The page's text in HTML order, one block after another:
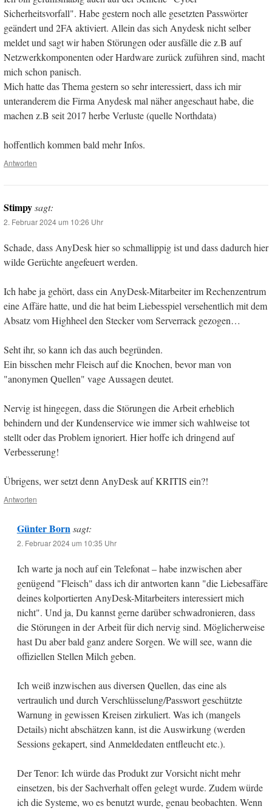
Sicherheitsvorfall". Habe gestern noch alle gesetzten Passwörter
geändert und 2FA aktiviert. Allein das sich Anydesk nicht selber
meldet und sagt wir haben Störungen oder ausfälle die z.B auf
Netzwerkkomponenten oder Hardware zurück zuführen sind, macht
mich schon panisch.
Mich hatte das Thema gestern so sehr interessiert, dass ich mir
unteranderem die Firma Anydesk mal näher angeschaut habe, die
machen z.B seit 2017 herbe Verluste (quelle Northdata)
hoffentlich kommen bald mehr Infos.
Antworten
Stimpysagt:
2. Februar 2024 um 10:26 Uhr
Schade, dass AnyDesk hier so schmallippig ist und dass dadurch hier
wilde Gerüchte angefeuert werden.
Ich habe ja gehört, dass ein AnyDesk-Mitarbeiter im Rechenzentrum
eine Affäre hatte, und die hat beim Liebesspiel versehentlich mit dem
Absatz vom Highheel den Stecker vom Serverrack gezogen…
Seht ihr, so kann ich das auch begründen.
Ein bisschen mehr Fleisch auf die Knochen, bevor man von
"anonymen Quellen" vage Aussagen deutet.
Nervig ist hingegen, dass die Störungen die Arbeit erheblich
behindern und der Kundenservice wie immer sich wahlweise tot
stellt oder das Problem ignoriert. Hier hoffe ich dringend auf
Verbesserung!
Übrigens, wer setzt denn AnyDesk auf KRITIS ein?!
Antworten
Günter Born sagt:
2. Februar 2024 um 10:35 Uhr
Ich warte ja noch auf ein Telefonat – habe inzwischen aber
genügend "Fleisch" dass ich dir antworten kann "die Liebesaffäre
deines kolportierten AnyDesk-Mitarbeiters interessiert mich
nicht". Und ja, Du kannst gerne darüber schwadronieren, dass
die Störungen in der Arbeit für dich nervig sind. Möglicherweise
hast Du aber bald ganz andere Sorgen. We will see, wann die
offiziellen Stellen Milch geben.
Ich weiß inzwischen aus diversen Quellen, das eine als
vertraulich und durch Verschlüsselung/Passwort geschützte
Warnung in gewissen Kreisen zirkuliert. Was ich (mangels
Details) nicht abschätzen kann, ist die Auswirkung (werden
Sessions gekapert, sind Anmeldedaten entfleucht etc.).
Der Tenor: Ich würde das Produkt zur Vorsicht nicht mehr
einsetzen, bis der Sachverhalt offen gelegt wurde. Zudem würde
ich die Systeme, wo es benutzt wurde, genau beobachten. Wenn